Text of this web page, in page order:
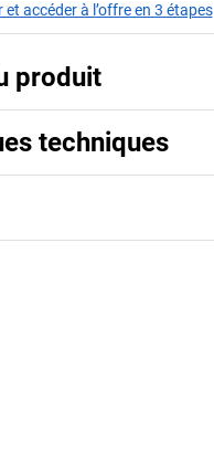
et accéder à l’offre en 3 étapes
produit
techniques